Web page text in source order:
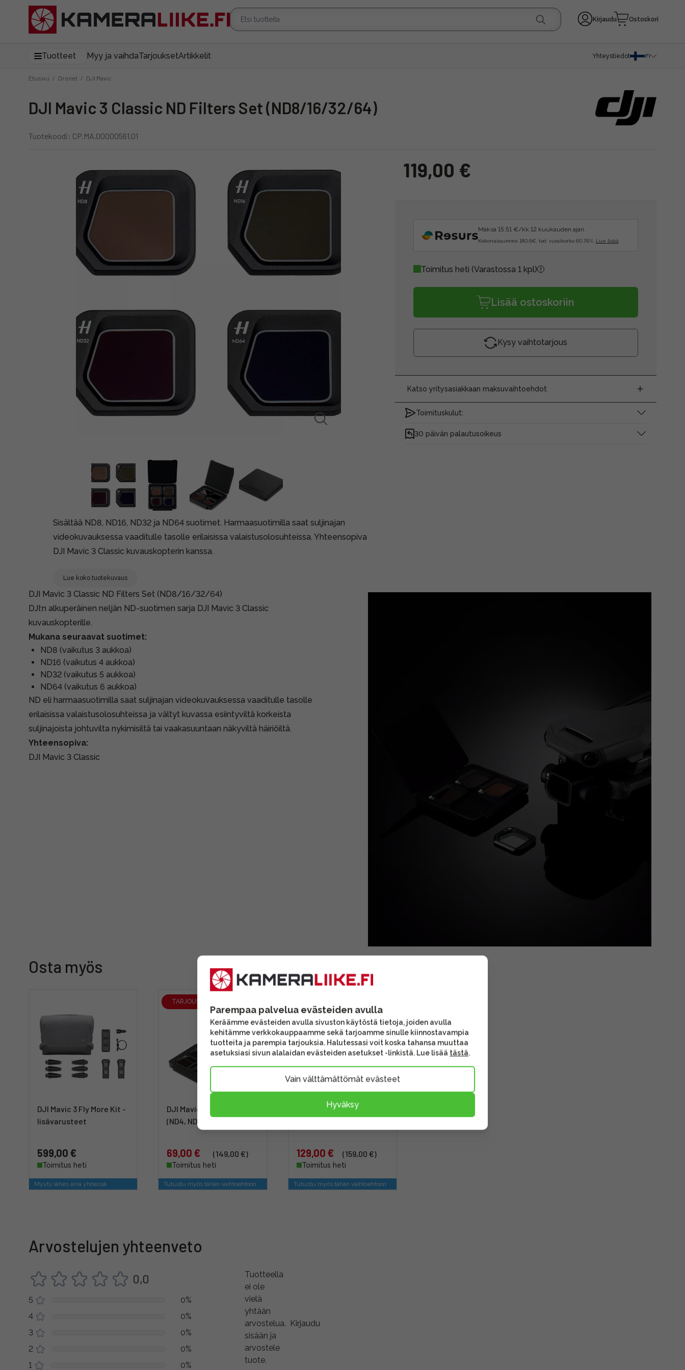
Kirjaudu Ostoskori
Tuotteet Myy ja vaihdaTarjouksetArtikkelit Yhteystiedot FI
Etusivu / Dronet / DJI Mavic
DJI Mavic 3 Classic ND Filters Set (ND8/16/32/64)
Tuotekoodi: CP.MA.00000561.01
Sisältää ND8, ND16, ND32 ja ND64 suotimet. Harmaasuotimilla saat suljinajan
videokuvauksessa vaaditulle tasolle erilaisissa valaistusolosuhteissa. Yhteensopiva
DJI Mavic 3 Classic kuvauskopterin kanssa.
Lue koko tuotekuvaus
119,00 €
Maksa 15.51 €/kk 12 kuukauden ajan.
Kokonaissumma 180.6€, tod. vuosikorko 60.76%. Lue lisää
Toimitus heti (Varastossa 1 kpl)
Lisää ostoskoriin
Kysy vaihtotarjous
Katso yritysasiakkaan maksuvaihtoehdot
Toimituskulut:
30 päivän palautusoikeus
DJI Mavic 3 Classic ND Filters Set (ND8/16/32/64)
DJI:n alkuperäinen neljän ND-suotimen sarja DJI Mavic 3 Classic
kuvauskopterille.
Mukana seuraavat suotimet:
ND8 (vaikutus 3 aukkoa)
ND16 (vaikutus 4 aukkoa)
ND32 (vaikutus 5 aukkoa)
ND64 (vaikutus 6 aukkoa)
ND eli harmaasuotimilla saat suljinajan videokuvauksessa vaaditulle tasolle
erilaisissa valaistusolosuhteissa ja vältyt kuvassa esiintyviltä korkeista
suljinajoista johtuvilta nykimisiltä tai vaakasuuntaan näkyviltä häiriöiltä.
Yhteensopiva:
DJI Mavic 3 Classic
Osta myös
DJI Mavic 3 Fly More Kit -
lisävarusteet
599,00 €
Toimitus heti
Myyty lähes aina yhdessä
TARJOUS
DJI Mavic 3 ND Filters Set
(ND4, ND8, ND16, ND32)
69,00 € (149,00 €)
Toimitus heti
Tutustu myös tähän vaihtoehtoon
DJI Mavic 3 Pro ND Filters
129,00 € (159,00 €)
Toimitus heti
Tutustu myös tähän vaihtoehtoon
Arvostelujen yhteenveto
0,0
5
0%
4
0%
3
0%
2
0%
1
0%
Tuotteella
ei ole
vielä
yhtään
arvostelua. Kirjaudu
sisään ja
arvostele
tuote.
Parempaa palvelua evästeiden avulla
Keräämme evästeiden avulla sivuston käytöstä tietoja, joiden avulla
kehitämme verkkokauppaamme sekä tarjoamme sinulle kiinnostavampia
tuotteita ja parempia tarjouksia. Halutessasi voit koska tahansa muuttaa
asetuksiasi sivun alalaidan evästeiden asetukset -linkistä. Lue lisää tästä.
Vain välttämättömät evästeet
Hyväksy